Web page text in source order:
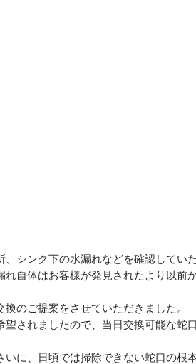
、シンク下の水漏れなどを確認してい
れ自体はお客様が発見されたより以前
のご提案をさせていただきました。
望されましたので、当日交換可能な蛇
いに、日頃では掃除できない蛇口の根